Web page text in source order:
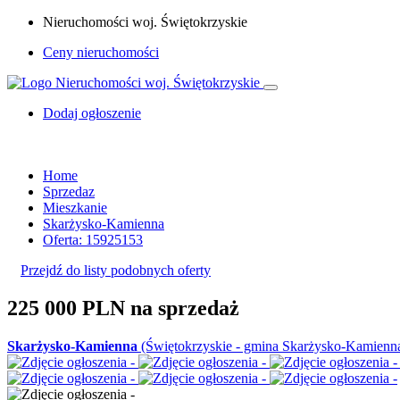
Nieruchomości woj. Świętokrzyskie
Ceny nieruchomości
Dodaj ogłoszenie
Home
Sprzedaz
Mieszkanie
Skarżysko-Kamienna
Oferta: 15925153
Przejdź do listy podobnych oferty
225 000 PLN na sprzedaż
Skarżysko-Kamienna (Świętokrzyskie - gmina Skarżysko-